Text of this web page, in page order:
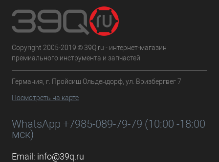
Copyright 2005-2019 © 39Q.ru - интернет-магазин
премиального инструмента и запчастей
Германия, г. Пройсиш Ольдендорф, ул. Вризбергвег 7
Посмотреть на карте
WhatsApp +7985-089-79-79 (10:00 -18:00
мск)
Email: info@39q.ru